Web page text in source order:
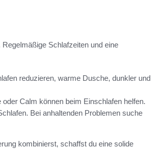
Schlafzeiten und eine
reduzieren, warme Dusche, dunkler und
Calm können beim Einschlafen helfen.
Bei anhaltenden Problemen suche
kombinierst, schaffst du eine solide